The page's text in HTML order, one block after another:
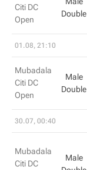
Citi DC
Open
Double
01.08, 21:10
Mubadala
Citi DC
Open
Male
Double
30.07, 00:40
Mubadala
Citi DC
Male